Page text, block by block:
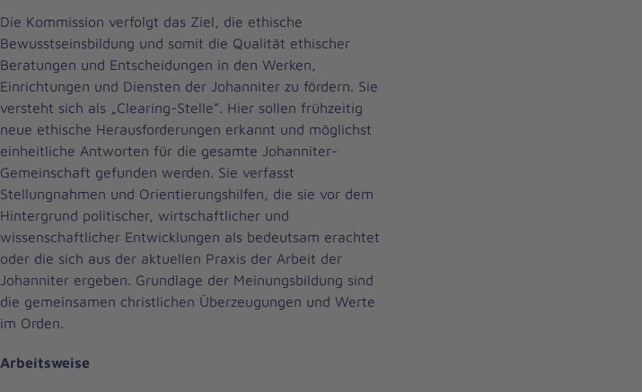
Die Kommission verfolgt das Ziel, die ethische
Bewusstseinsbildung und somit die Qualität ethischer
Beratungen und Entscheidungen in den Werken,
Einrichtungen und Diensten der Johanniter zu fördern. Sie
versteht sich als „Clearing-Stelle”. Hier sollen frühzeitig
neue ethische Herausforderungen erkannt und möglichst
einheitliche Antworten für die gesamte Johanniter-
Gemeinschaft gefunden werden. Sie verfasst
Stellungnahmen und Orientierungshilfen, die sie vor dem
Hintergrund politischer, wirtschaftlicher und
wissenschaftlicher Entwicklungen als bedeutsam erachtet
oder die sich aus der aktuellen Praxis der Arbeit der
Johanniter ergeben. Grundlage der Meinungsbildung sind
die gemeinsamen christlichen Überzeugungen und Werte
im Orden.
Arbeitsweise